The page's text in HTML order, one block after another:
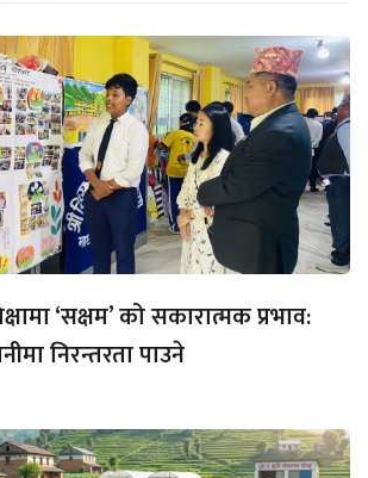
‘सक्षम’ को सकारात्मक प्रभाव:
निरन्तरता पाउने